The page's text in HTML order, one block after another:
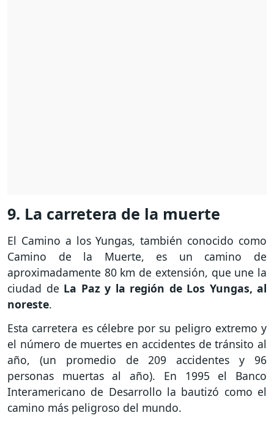
9. La carretera de la muerte
El Camino a los Yungas, también conocido como
Camino de la Muerte, es un camino de
aproximadamente 80 km de extensión, que une la
ciudad de La Paz y la región de Los Yungas, al
noreste.
Esta carretera es célebre por su peligro extremo y
el número de muertes en accidentes de tránsito al
año, (un promedio de 209 accidentes y 96
personas muertas al año). En 1995 el Banco
Interamericano de Desarrollo la bautizó como el
camino más peligroso del mundo.